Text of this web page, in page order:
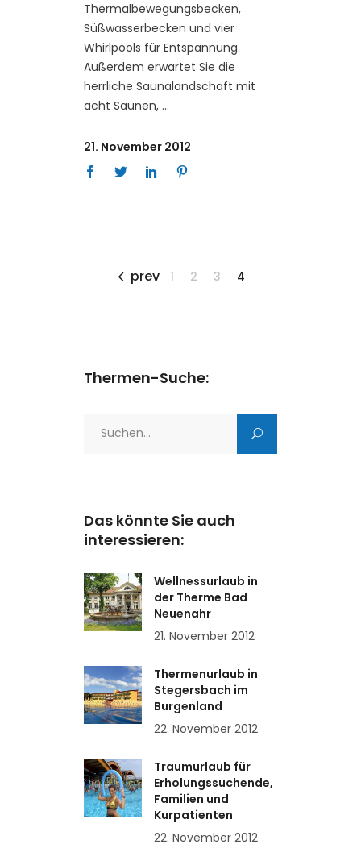
Thermalbewegungsbecken,
Süßwasserbecken und vier
Whirlpools für Entspannung.
Außerdem erwartet Sie die
herrliche Saunalandschaft mit
acht Saunen,
21. November 2012
prev 1 2 3 4
Thermen-Suche:
Das könnte Sie auch
interessieren:
Wellnessurlaub in
der Therme Bad
Neuenahr
21. November 2012
Thermenurlaub in
Stegersbach im
Burgenland
22. November 2012
Traumurlaub für
Erholungssuchende,
Familien und
Kurpatienten
22. November 2012